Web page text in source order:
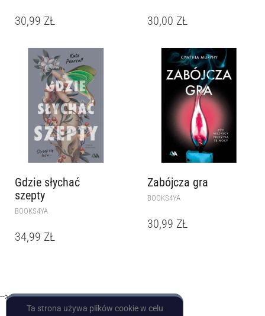
30,99 ZŁ 30,00 ZŁ
Gdzie słychać
szepty
BOOKS4YA
34,99 ZŁ
Zabójcza gra
BOOKS4YA
30,99 ZŁ
-->
Ta strona używa plików cookie w celu